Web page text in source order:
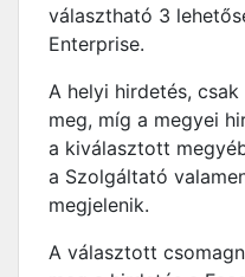
választható 3
Enterprise.
A helyi hirdetés,
meg, míg a megyei
a kiválasztott
a Szolgáltató
megjelenik.
A választott